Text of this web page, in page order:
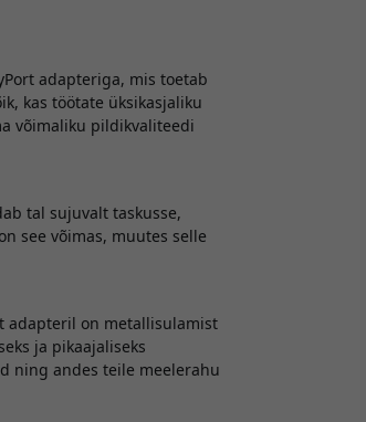
adapteriga, mis toetab
kas töötate üksikasjaliku
võimaliku pildikvaliteedi
tal sujuvalt taskusse,
see võimas, muutes selle
adapteril on metallisulamist
ja pikaajaliseks
ning andes teile meelerahu